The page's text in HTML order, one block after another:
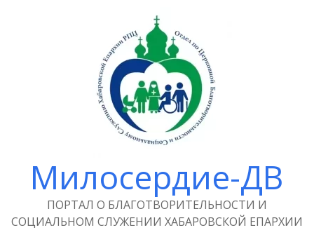
Милосердие-ДВ
ПОРТАЛ О БЛАГОТВОРИТЕЛЬНОСТИ И
СОЦИАЛЬНОМ СЛУЖЕНИИ ХАБАРОВСКОЙ ЕПАРХИИ